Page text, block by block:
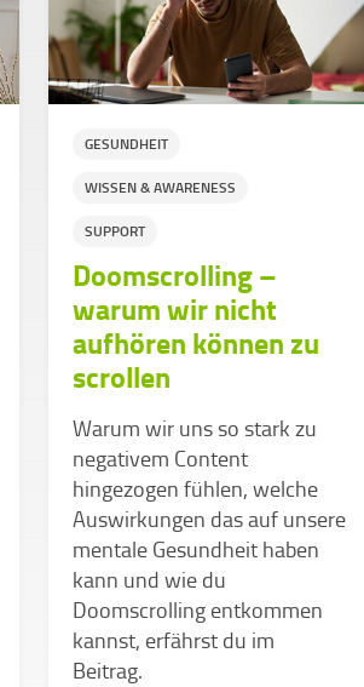
GESUNDHEIT
WISSEN & AWARENESS
SUPPORT
Doomscrolling –
warum wir nicht
aufhören können zu
scrollen
Warum wir uns so stark zu
negativem Content
hingezogen fühlen, welche
Auswirkungen das auf unsere
mentale Gesundheit haben
kann und wie du
Doomscrolling entkommen
kannst, erfährst du im
Beitrag.